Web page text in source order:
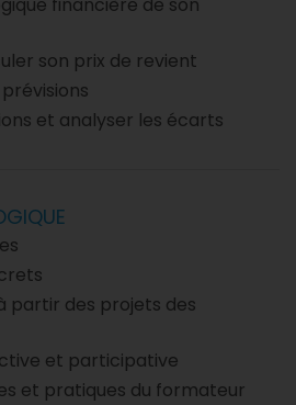
son prix de revient
et analyser les écarts
partir des projets des
et participative
et pratiques du formateur